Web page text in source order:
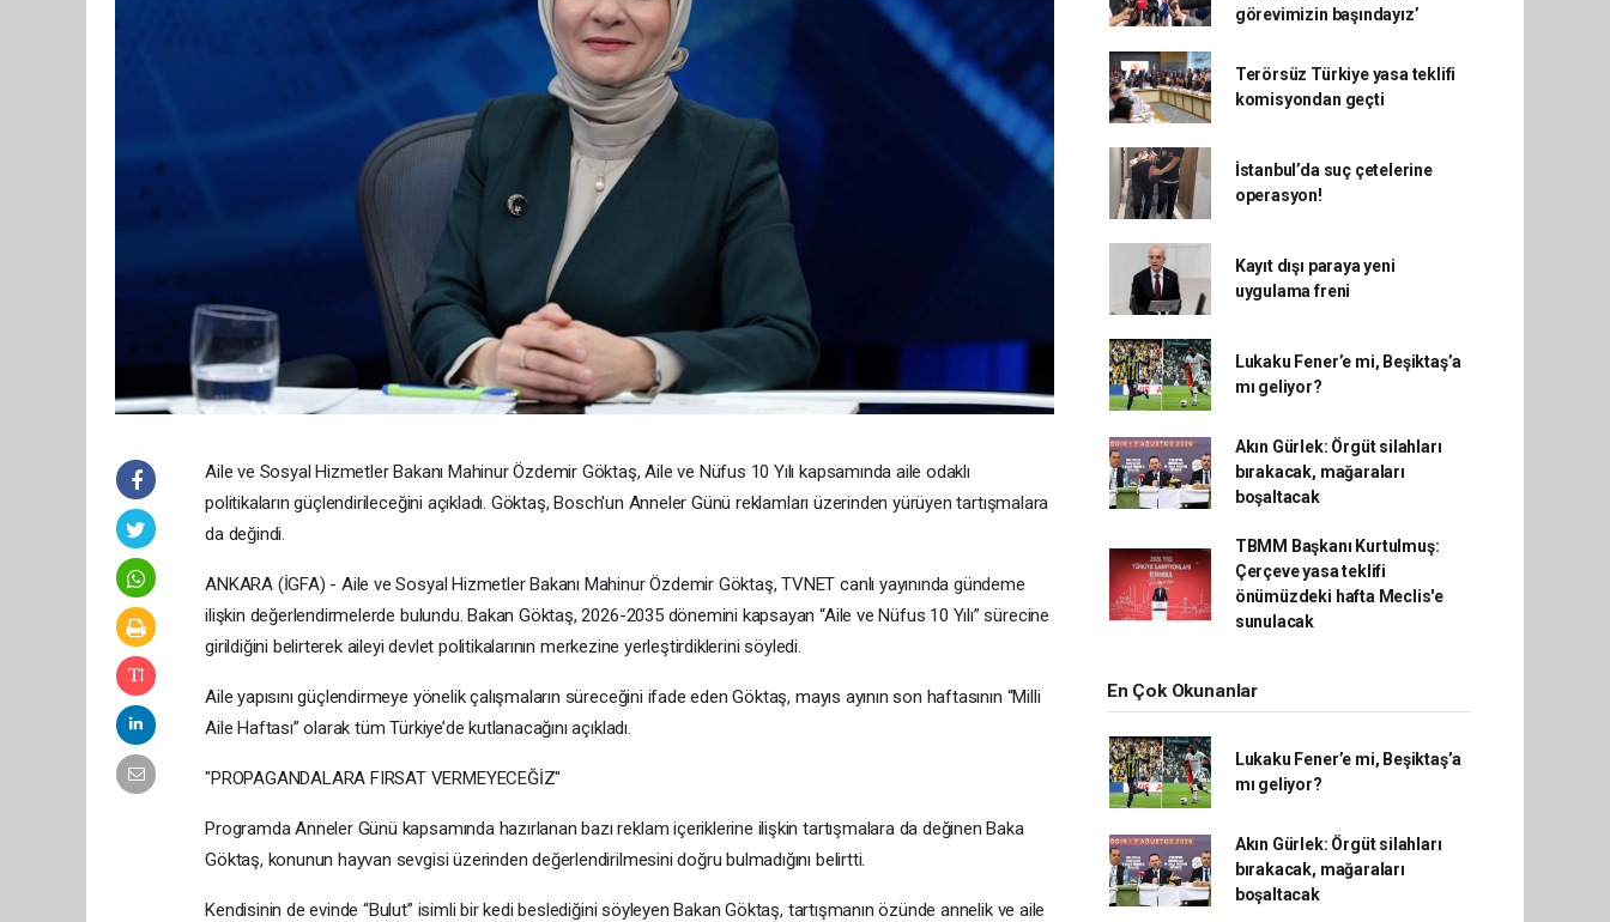
Aile ve Sosyal Hizmetler Bakanı Mahinur Özdemir Göktaş, Aile ve Nüfus 10 Yılı kapsamında aile odaklı
politikaların güçlendirileceğini açıkladı. Göktaş, Bosch'un Anneler Günü reklamları üzerinden yürüyen tartışmalara
da değindi.
ANKARA (İGFA) - Aile ve Sosyal Hizmetler Bakanı Mahinur Özdemir Göktaş, TVNET canlı yayınında gündeme
ilişkin değerlendirmelerde bulundu. Bakan Göktaş, 2026-2035 dönemini kapsayan “Aile ve Nüfus 10 Yılı” sürecine
girildiğini belirterek aileyi devlet politikalarının merkezine yerleştirdiklerini söyledi.
Aile yapısını güçlendirmeye yönelik çalışmaların süreceğini ifade eden Göktaş, mayıs ayının son haftasının “Milli
Aile Haftası” olarak tüm Türkiye’de kutlanacağını açıkladı.
"PROPAGANDALARA FIRSAT VERMEYECEĞİZ"
Programda Anneler Günü kapsamında hazırlanan bazı reklam içeriklerine ilişkin tartışmalara da değinen Baka
Göktaş, konunun hayvan sevgisi üzerinden değerlendirilmesini doğru bulmadığını belirtti.
Kendisinin de evinde “Bulut” isimli bir kedi beslediğini söyleyen Bakan Göktaş, tartışmanın özünde annelik ve aile
görevimizin başındayız’
Terörsüz Türkiye yasa teklifi
komisyondan geçti
İstanbul’da suç çetelerine
operasyon!
Kayıt dışı paraya yeni
uygulama freni
Lukaku Fener’e mi, Beşiktaş’a
mı geliyor?
Akın Gürlek: Örgüt silahları
bırakacak, mağaraları
boşaltacak
TBMM Başkanı Kurtulmuş:
Çerçeve yasa teklifi
önümüzdeki hafta Meclis'e
sunulacak
En Çok Okunanlar
Lukaku Fener’e mi, Beşiktaş’a
mı geliyor?
Akın Gürlek: Örgüt silahları
bırakacak, mağaraları
boşaltacak